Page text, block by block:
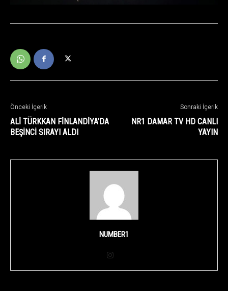
Önceki İçerik
ALİ TÜRKKAN FİNLANDİYA’DA
BEŞİNCİ SIRAYI ALDI
Sonraki İçerik
NR1 DAMAR TV HD CANLI
YAYIN
NUMBER1